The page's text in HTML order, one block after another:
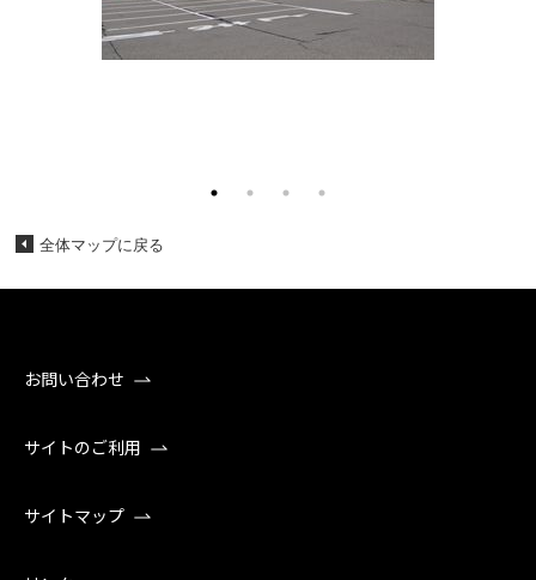
全体マップに戻る
お問い合わせ
サイトのご利用
サイトマップ